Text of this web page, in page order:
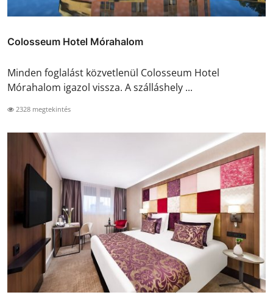
Colosseum Hotel Mórahalom
Minden foglalást közvetlenül Colosseum Hotel
Mórahalom igazol vissza. A szálláshely ...
2328 megtekintés